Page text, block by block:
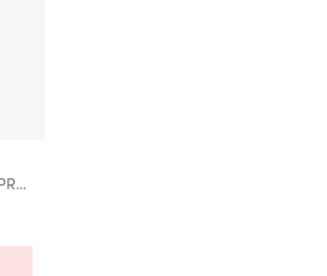
Dívčí pohodlné šaty Protest PRTBEACHY JR